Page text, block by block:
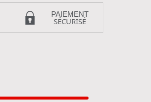
PAIEMENT
SÉCURISÉ